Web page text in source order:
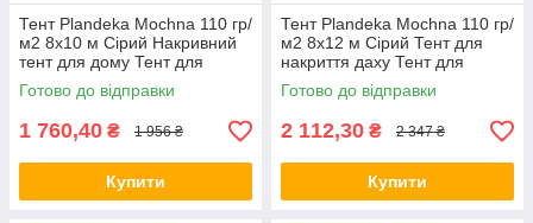
Тент Plandeka Мосhnа 110 гр/
м2 8х10 м Сірий Накривний
тент для дому Тент для
накриття машини
Готово до відправки
1 760,40 ₴ 1 956 ₴
Купити
Тент Plandeka Мосhnа 110 гр/
м2 8х12 м Сірий Тент для
накриття даху Тент для
накриття зерна
Готово до відправки
2 112,30 ₴ 2 347 ₴
Купити